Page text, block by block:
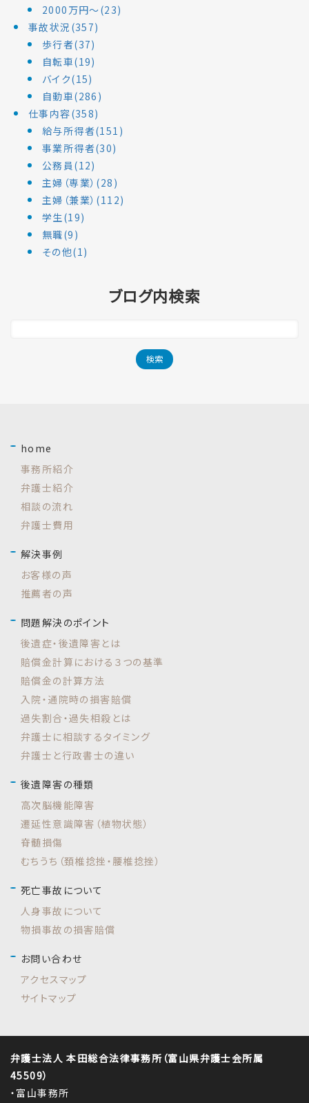
2000万円～(23)
事故状況(357)
歩行者(37)
自転車(19)
バイク(15)
自動車(286)
仕事内容(358)
給与所得者(151)
事業所得者(30)
公務員(12)
主婦（専業）(28)
主婦（兼業）(112)
学生(19)
無職(9)
その他(1)
ブログ内検索
home
事務所紹介
弁護士紹介
相談の流れ
弁護士費用
解決事例
お客様の声
推薦者の声
問題解決のポイント
後遺症・後遺障害とは
賠償金計算における３つの基準
賠償金の計算方法
入院・通院時の損害賠償
過失割合・過失相殺とは
弁護士に相談するタイミング
弁護士と行政書士の違い
後遺障害の種類
高次脳機能障害
遷延性意識障害（植物状態）
脊髄損傷
むちうち（頚椎捻挫・腰椎捻挫）
死亡事故について
人身事故について
物損事故の損害賠償
お問い合わせ
アクセスマップ
サイトマップ
弁護士法人 本田総合法律事務所（富山県弁護士会所属
45509）
・富山事務所